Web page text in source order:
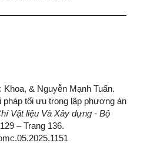
& Nguyễn Mạnh Tuấn.
pháp tối ưu trong lập phương án
Vật liệu Và Xây dựng - Bộ
– Trang 136.